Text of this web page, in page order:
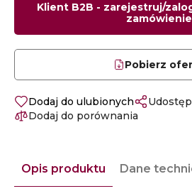
Klient B2B - zarejestruj/
zamówienie
Pobierz
Dodaj do ulubionych
Dodaj do porównania
Opis produktu Dane